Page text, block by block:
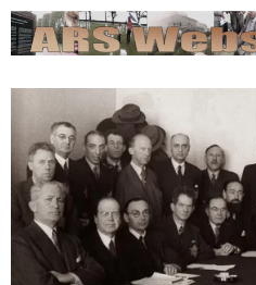
Ga
direct
hoofdinhoud